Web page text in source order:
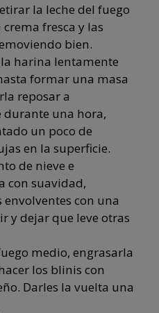
la leche del fuego
fresca y las
bien.
harina lentamente
formar una masa
reposar a
una hora,
un poco de
en la superficie.
de nieve e
con suavidad,
con una
y dejar que leve otras
medio, engrasarla
los blinis con
Darles la vuelta una